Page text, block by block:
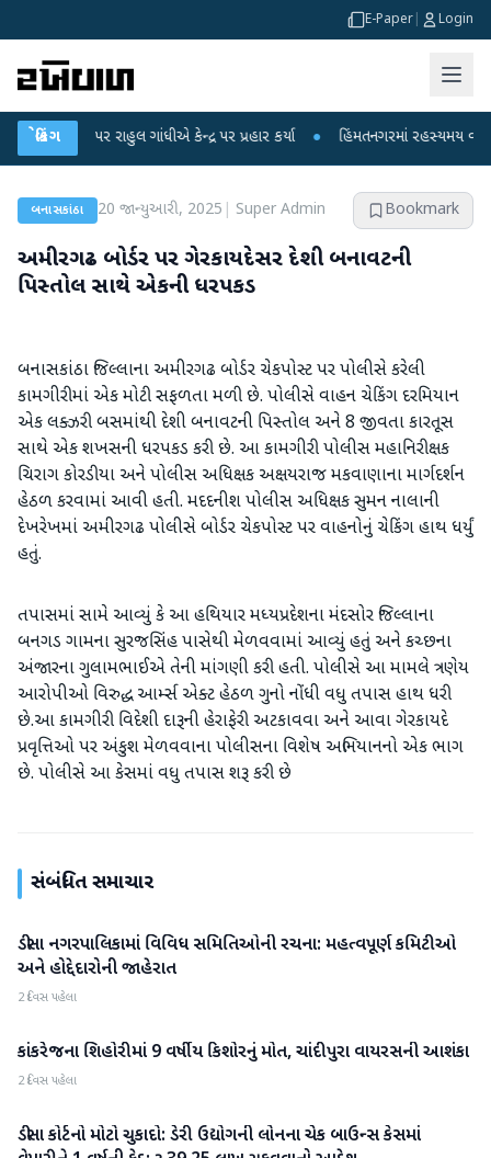
E-Paper Login
બ્રેકિંગ
પર રાહુલ ગાંધીએ કેન્દ્ર પર પ્રહાર કર્યા ● હિંમતનગરમાં રહસ્યમય વાયરસ કે
બનાસકાંઠા 20 જાન્યુઆરી, 2025 Super Admin Bookmark
અમીરગઢ બોર્ડર પર ગેરકાયદેસર દેશી બનાવટની
પિસ્તોલ સાથે એકની ધરપકડ
બનાસકાંઠા જિલ્લાના અમીરગઢ બોર્ડર ચેકપોસ્ટ પર પોલીસે કરેલી
કામગીરીમાં એક મોટી સફળતા મળી છે. પોલીસે વાહન ચેકિંગ દરમિયાન
એક લક્ઝરી બસમાંથી દેશી બનાવટની પિસ્તોલ અને 8 જીવતા કારતૂસ
સાથે એક શખસની ધરપકડ કરી છે. આ કામગીરી પોલીસ મહાનિરીક્ષક
ચિરાગ કોરડીયા અને પોલીસ અધિક્ષક અક્ષયરાજ મકવાણાના માર્ગદર્શન
હેઠળ કરવામાં આવી હતી. મદદનીશ પોલીસ અધિક્ષક સુમન નાલાની
દેખરેખમાં અમીરગઢ પોલીસે બોર્ડર ચેકપોસ્ટ પર વાહનોનું ચેકિંગ હાથ ધર્યું
હતું.
તપાસમાં સામે આવ્યું કે આ હથિયાર મધ્યપ્રદેશના મંદસોર જિલ્લાના
બનગડ ગામના સુરજસિંહ પાસેથી મેળવવામાં આવ્યું હતું અને કચ્છના
અંજારના ગુલામભાઈએ તેની માંગણી કરી હતી. પોલીસે આ મામલે ત્રણેય
આરોપીઓ વિરુદ્ધ આર્મ્સ એક્ટ હેઠળ ગુનો નોંધી વધુ તપાસ હાથ ધરી
છે.આ કામગીરી વિદેશી દારૂની હેરાફેરી અટકાવવા અને આવા ગેરકાયદે
પ્રવૃત્તિઓ પર અંકુશ મેળવવાના પોલીસના વિશેષ અભિયાનનો એક ભાગ
છે. પોલીસે આ કેસમાં વધુ તપાસ શરૂ કરી છે
સંબંધિત સમાચાર
બનાસકાંઠા
ડીસા નગરપાલિકામાં વિવિધ સમિતિઓની રચના: મહત્વપૂર્ણ કમિટીઓ
અને હોદ્દેદારોની જાહેરાત
2 દિવસ પહેલા
બનાસકાંઠા કાંકરેજના શિહોરીમાં 9 વર્ષીય કિશોરનું મોત, ચાંદીપુરા વાયરસની આશંકા
2 દિવસ પહેલા
બનાસકાંઠા
ડીસા કોર્ટનો મોટો ચુકાદો: ડેરી ઉદ્યોગની લોનના ચેક બાઉન્સ કેસમાં